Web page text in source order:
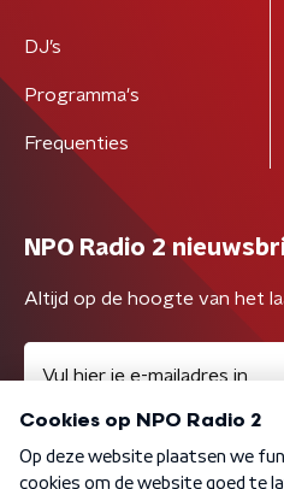
DJ’s
Programma's
Frequenties
NPO Radio 2
Altijd op de hoogte van het